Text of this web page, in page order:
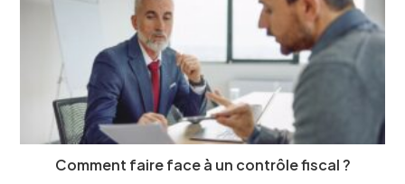
Comment faire face à un contrôle fiscal ?